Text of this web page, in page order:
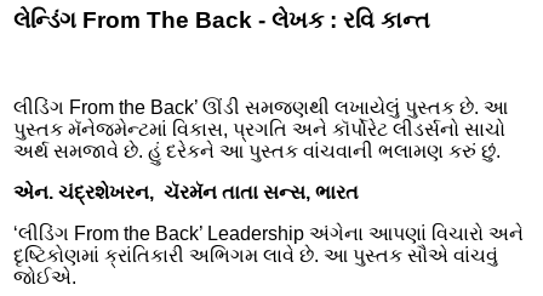
લેન્ડિંગ From The Back - લેખક : રવિ કાન્ત
લીડિંગ From the Back’ ઊંડી સમજણથી લખાયેલું પુસ્તક છે. આ
પુસ્તક મૅનેજમેન્ટમાં વિકાસ, પ્રગતિ અને કૉર્પોરેટ લીડર્સનો સાચો
અર્થ સમજાવે છે. હું દરેકને આ પુસ્તક વાંચવાની ભલામણ કરું છું.
એન. ચંદ્રશેખરન, ચૅરમૅન તાતા સન્સ, ભારત
‘લીડિંગ From the Back’ Leadership અંગેના આપણાં વિચારો અને
દૃષ્ટિકોણમાં ક્રાંતિકારી અભિગમ લાવે છે. આ પુસ્તક સૌએ વાંચવું
જોઈએ.